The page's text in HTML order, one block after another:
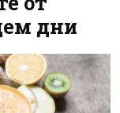
дни